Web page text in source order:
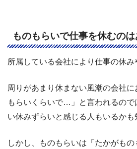
ものもらいで仕事を休むの
所属している会社により仕事の休み
周りがあまり休まない風潮の会社
もらいくらいで…」と言われるので
い休みずらいと感じる人もいるかも
しかし、ものもらいは「たかがも